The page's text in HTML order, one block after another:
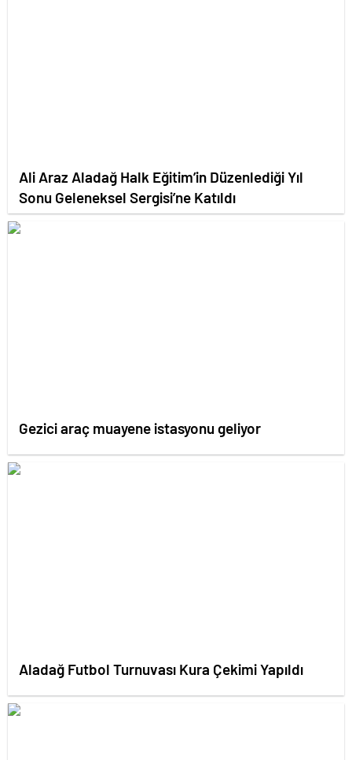
Ali Araz Aladağ Halk Eğitim’in Düzenlediği Yıl
Sonu Geleneksel Sergisi’ne Katıldı
Gezici araç muayene istasyonu geliyor
Aladağ Futbol Turnuvası Kura Çekimi Yapıldı